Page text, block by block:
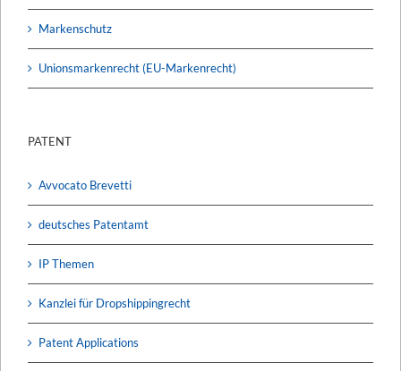
Markenschutz
Unionsmarkenrecht (EU-Markenrecht)
PATENT
Avvocato Brevetti
deutsches Patentamt
IP Themen
Kanzlei für Dropshippingrecht
Patent Applications